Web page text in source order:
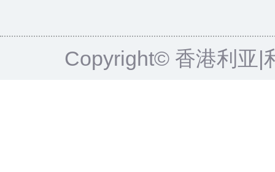
Copyright© 香港利亚|